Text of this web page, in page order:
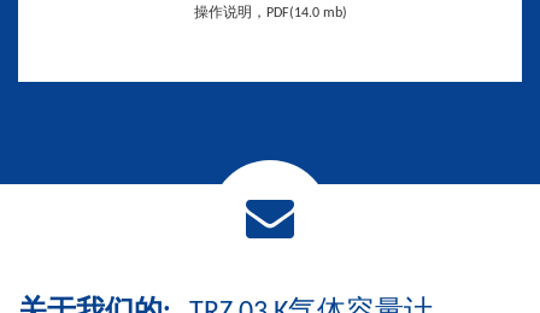
操作说明，PDF(14.0 mb)